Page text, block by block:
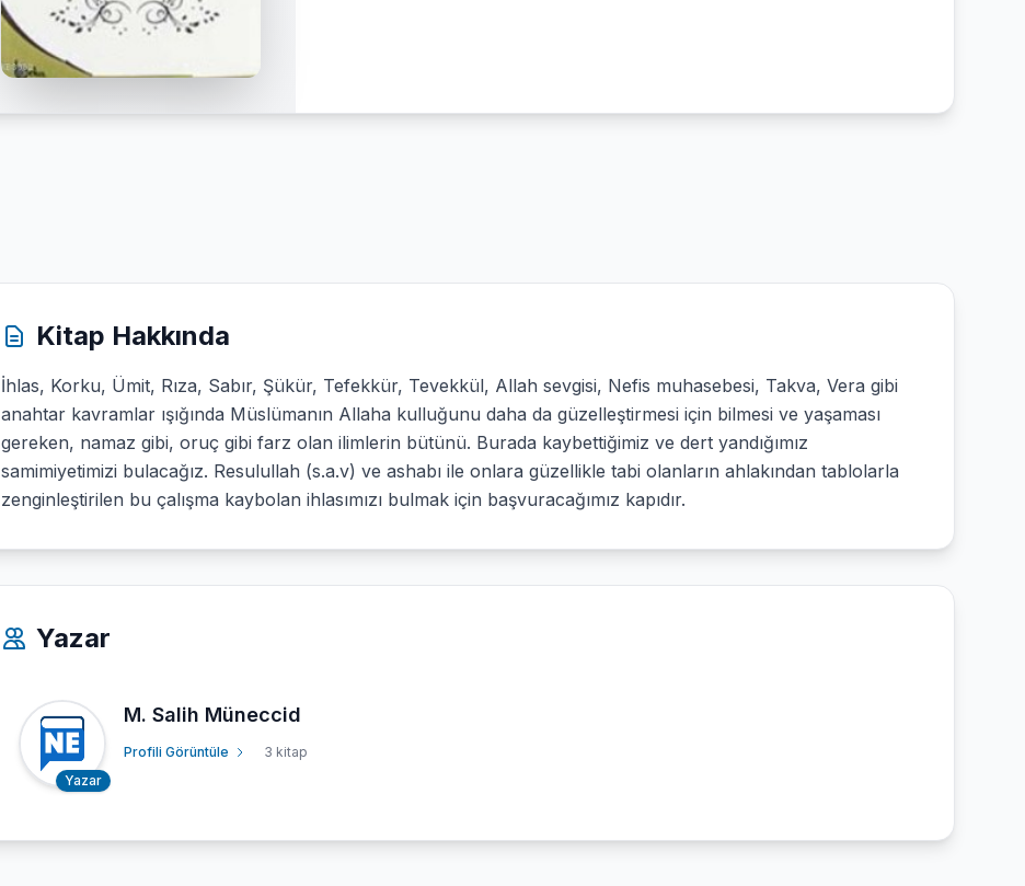
Kitap Hakkında
İhlas, Korku, Ümit, Rıza, Sabır, Şükür, Tefekkür, Tevekkül, Allah sevgisi, Nefis muhasebesi, Takva, Vera gibi
anahtar kavramlar ışığında Müslümanın Allaha kulluğunu daha da güzelleştirmesi için bilmesi ve yaşaması
gereken, namaz gibi, oruç gibi farz olan ilimlerin bütünü. Burada kaybettiğimiz ve dert yandığımız
samimiyetimizi bulacağız. Resulullah (s.a.v) ve ashabı ile onlara güzellikle tabi olanların ahlakından tablolarla
zenginleştirilen bu çalışma kaybolan ihlasımızı bulmak için başvuracağımız kapıdır.
Yazar
Yazar
M. Salih Müneccid
Profili Görüntüle 3 kitap